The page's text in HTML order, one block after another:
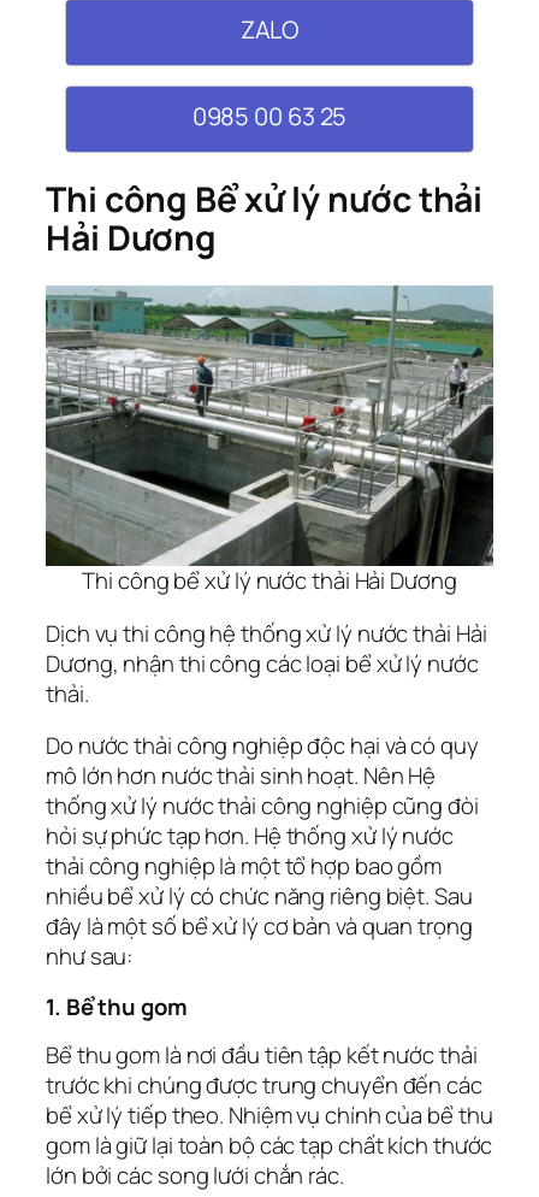
ZALO
0985 00 63 25
Thi công Bể xử lý nước thải
Hải Dương
Thi công bể xử lý nước thải Hải Dương
Dịch vụ thi công hệ thống xử lý nước thải Hải
Dương, nhận thi công các loại bể xử lý nước
thải.
Do nước thải công nghiệp độc hại và có quy
mô lớn hơn nước thải sinh hoạt. Nên Hệ
thống xử lý nước thải công nghiệp cũng đòi
hỏi sự phức tạp hơn. Hệ thống xử lý nước
thải công nghiệp là một tổ hợp bao gồm
nhiều bể xử lý có chức năng riêng biệt. Sau
đây là một số bể xử lý cơ bản và quan trọng
như sau:
1. Bể thu gom
Bể thu gom là nơi đầu tiên tập kết nước thải
trước khi chúng được trung chuyển đến các
bể xử lý tiếp theo. Nhiệm vụ chính của bể thu
gom là giữ lại toàn bộ các tạp chất kích thước
lớn bởi các song lưới chắn rác.